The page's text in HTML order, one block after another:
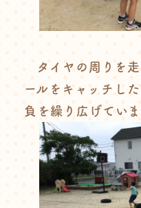
タイヤの周りを走
ールをキャッチし
負を繰り広げていま